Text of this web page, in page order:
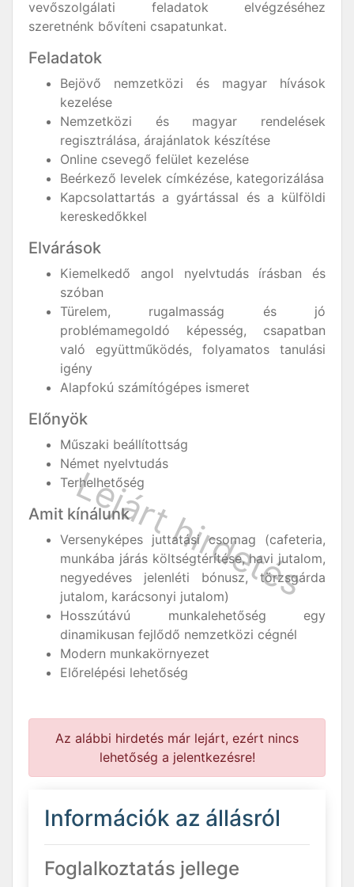
vevőszolgálati feladatok elvégzéséhez
szeretnénk bővíteni csapatunkat.
Feladatok
Bejövő nemzetközi és magyar hívások
kezelése
Nemzetközi és magyar rendelések
regisztrálása, árajánlatok készítése
Online csevegő felület kezelése
Beérkező levelek címkézése, kategorizálása
Kapcsolattartás a gyártással és a külföldi
kereskedőkkel
Elvárások
Kiemelkedő angol nyelvtudás írásban és
szóban
Türelem, rugalmasság és jó
problémamegoldó képesség, csapatban
való együttműködés, folyamatos tanulási
igény
Alapfokú számítógépes ismeret
Előnyök
Műszaki beállítottság
Német nyelvtudás
Terhelhetőség
Amit kínálunk
Versenyképes juttatási csomag (cafeteria,
munkába járás költségtérítése, havi jutalom,
negyedéves jelenléti bónusz, törzsgárda
jutalom, karácsonyi jutalom)
Hosszútávú munkalehetőség egy
dinamikusan fejlődő nemzetközi cégnél
Modern munkakörnyezet
Előrelépési lehetőség
Az alábbi hirdetés már lejárt, ezért nincs
lehetőség a jelentkezésre!
Információk az állásról
Foglalkoztatás jellege